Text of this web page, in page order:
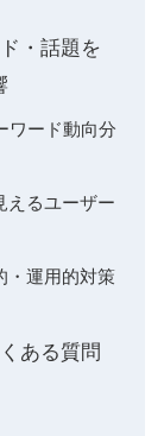
・話題を
ワード動向分
えるユーザー
・運用的対策
ある質問